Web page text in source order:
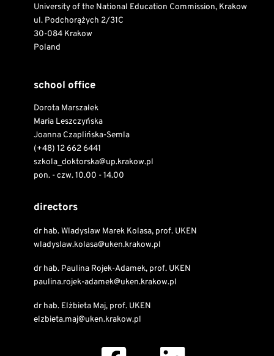
University of the National Education Commission, Krakow
ul. Podchorążych 2/31C
30-084 Krakow
Poland
school office
Dorota Marszałek
Maria Leszczyńska
Joanna Czaplińska-Semla
(+48) 12 662 6441
szkola_doktorska@up.krakow.pl
pon. - czw. 10.00 - 14.00
directors
dr hab. Wladyslaw Marek Kolasa, prof. UKEN
wladyslaw.kolasa@uken.krakow.pl
dr hab. Paulina Rojek-Adamek, prof. UKEN
paulina.rojek-adamek@uken.krakow.pl
dr hab. Elżbieta Maj, prof. UKEN
elzbieta.maj@uken.krakow.pl